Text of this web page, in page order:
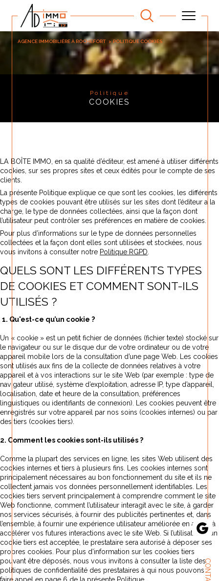
AGENCE IMMOBILIÈRE À ROCHEFORT POLITIQUE COOKIES
Politique
COOKIES
LA BOÎTE IMMO, en sa qualité d’éditeur, est amené à utiliser différents
cookies, sur ses propres sites et ceux édités pour le compte de ses
clients.
La présente Politique explique ce que sont les cookies, les différents
types de cookies pouvant être utilisés sur les sites dont l’éditeur a la
charge, le type de données collectées, ainsi que la façon dont
l’utilisateur peut contrôler ses préférences en matière de cookies.
Pour plus d’informations sur le type de données personnelles
collectées et la façon dont elles sont utilisées et stockées, nous
vous invitons à consulter notre Politique RGPD.
QUELS SONT LES DIFFÉRENTS TYPES
DE COOKIES ET COMMENT SONT-ILS
UTILISÉS ?
1. Qu'est-ce qu’un cookie ?
Un « cookie » est un petit fichier de données (fichier texte) stocké sur
le navigateur ou sur le disque dur de votre ordinateur ou de votre
appareil mobile lors de la consultation d’une page Web. Les cookies
sont utilisés aux fins de la collecte de données relatives à votre
appareil et à vos interactions sur le site Web (par exemple : type de
navigateur utilisé, système d’exploitation, adresse IP, type d’appareil,
localisation, date et heure de la consultation, préférences
linguistiques ou identifiants de connexion). Les cookies peuvent être
enregistrés sur votre appareil par nos soins (cookies internes) ou par
des tiers (cookies tiers).
2. Comment les cookies sont-ils utilisés ?
Comme la plupart des services en ligne, les sites Web utilisent des
cookies internes et tiers à plusieurs fins. Les cookies internes sont
principalement nécessaires au bon fonctionnement du site et ils ne
collectent jamais vos données personnellement identifiables. Les
cookies tiers servent principalement à comprendre comment le site
Web fonctionne, comment l’utilisateur interagit avec le site, à garder
nos services sécurisés, à fournir des publicités pertinentes et, dans
l’ensemble, à fournir une expérience utilisateur améliorée en aidant à
accélérer vos futures interactions avec le site Web. Si l’utilisation d’un
cookie tiers est acceptée, le prestataire sera autorisé à déposer ses
propres cookies. Pour plus d’information sur les cookies tiers
pouvant être déposés, nous vous invitons à consulter la liste des
politiques de confidentialité des prestataires à qui nous pouvons